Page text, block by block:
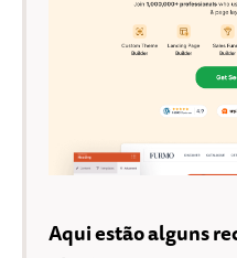
Aqui estão alguns